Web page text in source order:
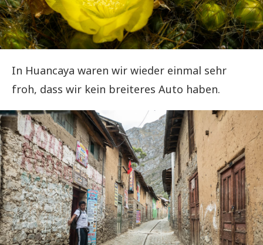
In Huancaya waren wir wieder einmal sehr
froh, dass wir kein breiteres Auto haben.